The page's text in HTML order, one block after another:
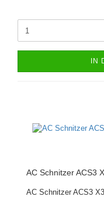
IN
AC Schnitzer ACS3
AC Schnitzer ACS3